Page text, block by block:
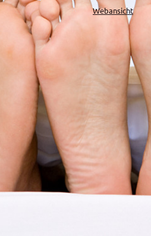
Webansicht